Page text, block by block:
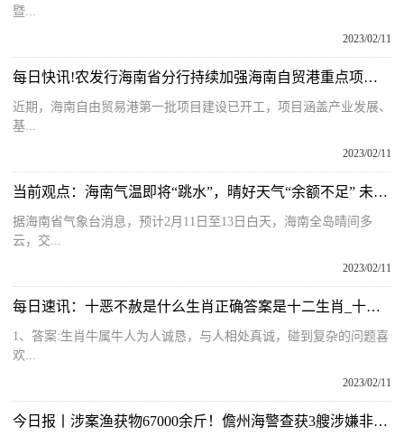
暨...
2023/02/11
每日快讯!农发行海南省分行持续加强海南自贸港重点项目支持力度
近期，海南自由贸易港第一批项目建设已开工，项目涵盖产业发展、
基...
2023/02/11
当前观点：海南气温即将“跳水”，晴好天气“余额不足” 未来几天天气
据海南省气象台消息，预计2月11日至13日白天，海南全岛晴间多
云，交...
2023/02/11
每日速讯：十恶不赦是什么生肖正确答案是十二生肖_十恶不赦是什么生肖
1、答案:生肖牛属牛人为人诚恳，与人相处真诚，碰到复杂的问题喜
欢...
2023/02/11
今日报丨涉案渔获物67000余斤！儋州海警查获3艘涉嫌非法捕捞渔船